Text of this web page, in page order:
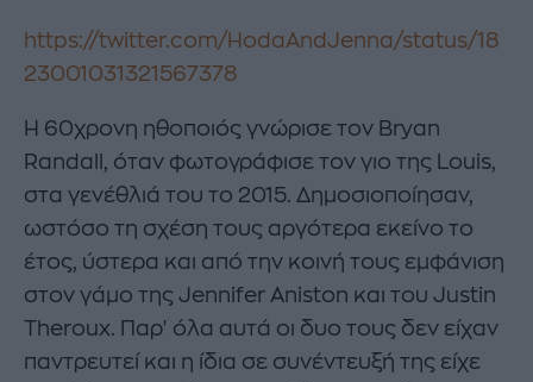
https://twitter.com/HodaAndJenna/status/18
23001031321567378
Η 60χρονη ηθοποιός γνώρισε τον Bryan
Randall, όταν φωτογράφισε τον γιο της Louis,
στα γενέθλιά του το 2015. Δημοσιοποίησαν,
ωστόσο τη σχέση τους αργότερα εκείνο το
έτος, ύστερα και από την κοινή τους εμφάνιση
στον γάμο της Jennifer Aniston και του Justin
Theroux. Παρ' όλα αυτά οι δυο τους δεν είχαν
παντρευτεί και η ίδια σε συνέντευξή της είχε